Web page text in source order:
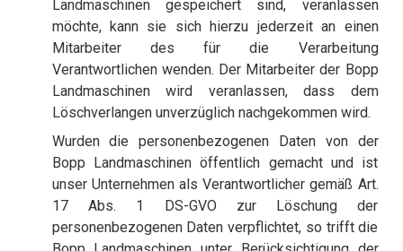
Landmaschinen gespeichert sind, veranlassen
möchte, kann sie sich hierzu jederzeit an einen
Mitarbeiter des für die Verarbeitung
Verantwortlichen wenden. Der Mitarbeiter der Bopp
Landmaschinen wird veranlassen, dass dem
Löschverlangen unverzüglich nachgekommen wird.
Wurden die personenbezogenen Daten von der
Bopp Landmaschinen öffentlich gemacht und ist
unser Unternehmen als Verantwortlicher gemäß Art.
17 Abs. 1 DS-GVO zur Löschung der
personenbezogenen Daten verpflichtet, so trifft die